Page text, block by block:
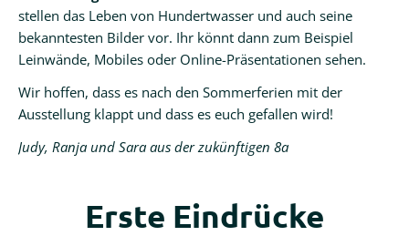
stellen das Leben von Hundertwasser und auch seine
bekanntesten Bilder vor. Ihr könnt dann zum Beispiel
Leinwände, Mobiles oder Online-Präsentationen sehen.
Wir hoffen, dass es nach den Sommerferien mit der
Ausstellung klappt und dass es euch gefallen wird!
Judy, Ranja und Sara aus der zukünftigen 8a
Erste Eindrücke